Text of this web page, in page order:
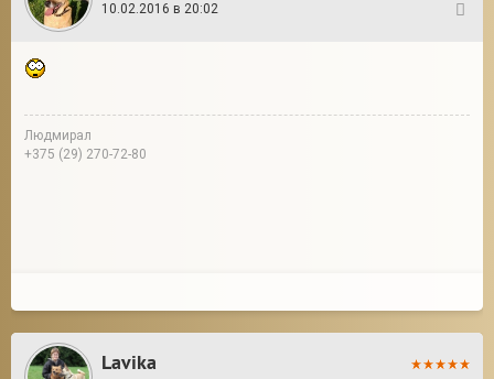
10.02.2016 в 20:02
Людмирал
+375 (29) 270-72-80
Lavika